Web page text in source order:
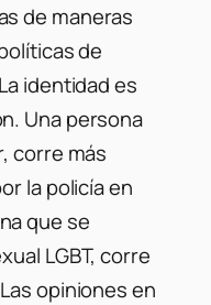
de maneras
de
identidad es
Una persona
corre más
la policía en
que se
LGBT, corre
opiniones en